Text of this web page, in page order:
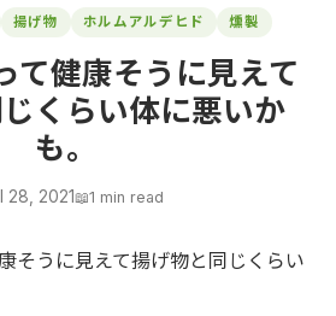
揚げ物 ホルムアルデヒド 燻製
て健康そうに見えて
くらい体に悪いか
も。
28, 2021📖1 min read